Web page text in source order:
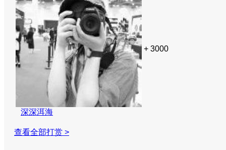
深深洱海
+ 3000
查看全部打赏 >